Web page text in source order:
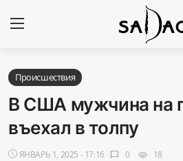
Авторизоваться
Наши контакты
Происшествия
В США мужчина на
въехал в толпу
ЯНВАРЬ 1, 2025 - 17:16 chat_bubble 0 visibility 18